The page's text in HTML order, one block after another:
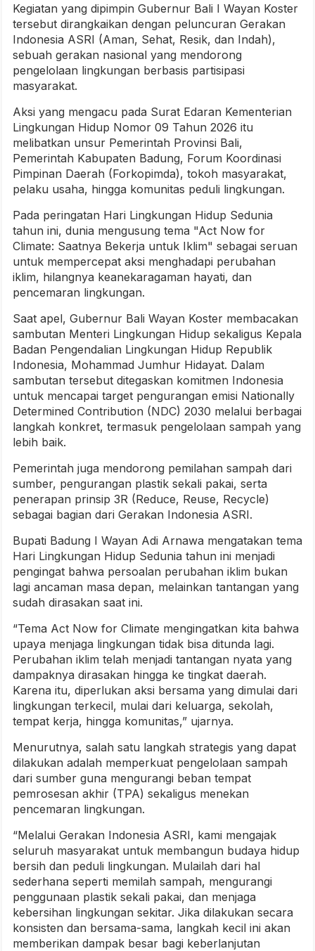
Kegiatan yang dipimpin Gubernur Bali I Wayan Koster
tersebut dirangkaikan dengan peluncuran Gerakan
Indonesia ASRI (Aman, Sehat, Resik, dan Indah),
sebuah gerakan nasional yang mendorong
pengelolaan lingkungan berbasis partisipasi
masyarakat.
Aksi yang mengacu pada Surat Edaran Kementerian
Lingkungan Hidup Nomor 09 Tahun 2026 itu
melibatkan unsur Pemerintah Provinsi Bali,
Pemerintah Kabupaten Badung, Forum Koordinasi
Pimpinan Daerah (Forkopimda), tokoh masyarakat,
pelaku usaha, hingga komunitas peduli lingkungan.
Pada peringatan Hari Lingkungan Hidup Sedunia
tahun ini, dunia mengusung tema "Act Now for
Climate: Saatnya Bekerja untuk Iklim" sebagai seruan
untuk mempercepat aksi menghadapi perubahan
iklim, hilangnya keanekaragaman hayati, dan
pencemaran lingkungan.
Saat apel, Gubernur Bali Wayan Koster membacakan
sambutan Menteri Lingkungan Hidup sekaligus Kepala
Badan Pengendalian Lingkungan Hidup Republik
Indonesia, Mohammad Jumhur Hidayat. Dalam
sambutan tersebut ditegaskan komitmen Indonesia
untuk mencapai target pengurangan emisi Nationally
Determined Contribution (NDC) 2030 melalui berbagai
langkah konkret, termasuk pengelolaan sampah yang
lebih baik.
Pemerintah juga mendorong pemilahan sampah dari
sumber, pengurangan plastik sekali pakai, serta
penerapan prinsip 3R (Reduce, Reuse, Recycle)
sebagai bagian dari Gerakan Indonesia ASRI.
Bupati Badung I Wayan Adi Arnawa mengatakan tema
Hari Lingkungan Hidup Sedunia tahun ini menjadi
pengingat bahwa persoalan perubahan iklim bukan
lagi ancaman masa depan, melainkan tantangan yang
sudah dirasakan saat ini.
“Tema Act Now for Climate mengingatkan kita bahwa
upaya menjaga lingkungan tidak bisa ditunda lagi.
Perubahan iklim telah menjadi tantangan nyata yang
dampaknya dirasakan hingga ke tingkat daerah.
Karena itu, diperlukan aksi bersama yang dimulai dari
lingkungan terkecil, mulai dari keluarga, sekolah,
tempat kerja, hingga komunitas,” ujarnya.
Menurutnya, salah satu langkah strategis yang dapat
dilakukan adalah memperkuat pengelolaan sampah
dari sumber guna mengurangi beban tempat
pemrosesan akhir (TPA) sekaligus menekan
pencemaran lingkungan.
“Melalui Gerakan Indonesia ASRI, kami mengajak
seluruh masyarakat untuk membangun budaya hidup
bersih dan peduli lingkungan. Mulailah dari hal
sederhana seperti memilah sampah, mengurangi
penggunaan plastik sekali pakai, dan menjaga
kebersihan lingkungan sekitar. Jika dilakukan secara
konsisten dan bersama-sama, langkah kecil ini akan
memberikan dampak besar bagi keberlanjutan